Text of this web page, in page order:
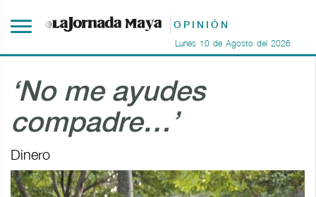
OPINIÓN
Lunes 10 de Agosto del 2026
‘No me ayudes
compadre…’
Dinero